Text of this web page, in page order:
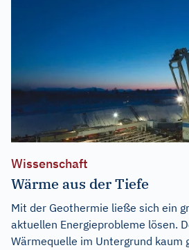
Wissenschaft
Wärme aus der Tiefe
Mit der Geothermie ließe sich ein
aktuellen Energieprobleme lösen.
Wärmequelle im Untergrund kaum